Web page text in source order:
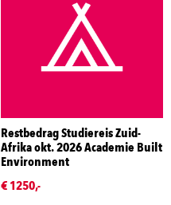
Restbedrag Studiereis Zuid-
Afrika okt. 2026 Academie Built
Environment
€ 1250,-